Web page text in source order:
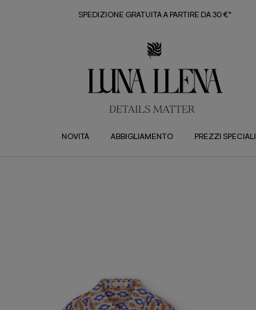
SPEDIZIONE GRATUITA A PARTIRE DA 30 €*
NOVITÀ ABBIGLIAMENTO PREZZI SPECIALI